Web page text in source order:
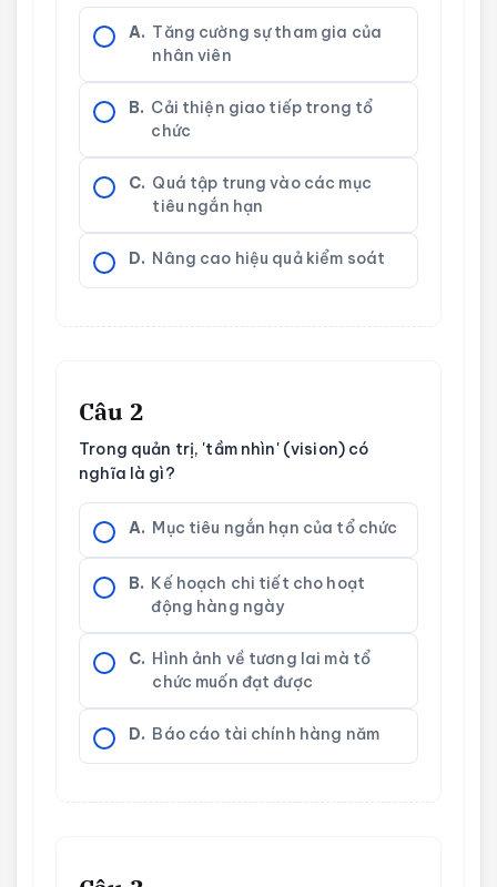
A. Tăng cường sự tham gia của
nhân viên
B. Cải thiện giao tiếp trong tổ
chức
C. Quá tập trung vào các mục
tiêu ngắn hạn
D. Nâng cao hiệu quả kiểm soát
Câu 2
Trong quản trị, 'tầm nhìn' (vision) có
nghĩa là gì?
A. Mục tiêu ngắn hạn của tổ chức
B. Kế hoạch chi tiết cho hoạt
động hàng ngày
C. Hình ảnh về tương lai mà tổ
chức muốn đạt được
D. Báo cáo tài chính hàng năm